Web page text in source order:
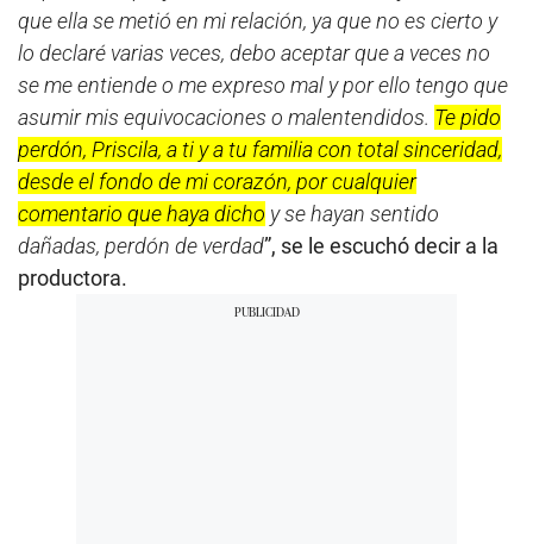
que ella se metió en mi relación, ya que no es cierto y
lo declaré varias veces, debo aceptar que a veces no
se me entiende o me expreso mal y por ello tengo que
asumir mis equivocaciones o malentendidos. Te pido
perdón, Priscila, a ti y a tu familia con total sinceridad,
desde el fondo de mi corazón, por cualquier
comentario que haya dicho y se hayan sentido
dañadas, perdón de verdad”, se le escuchó decir a la
productora.